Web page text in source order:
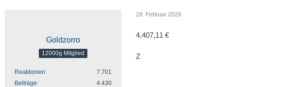
Goldzorro
12000g Mitglied
Reaktionen
7.701
Beiträge
4.430
28. Februar 2026
4.407,11 €
Z